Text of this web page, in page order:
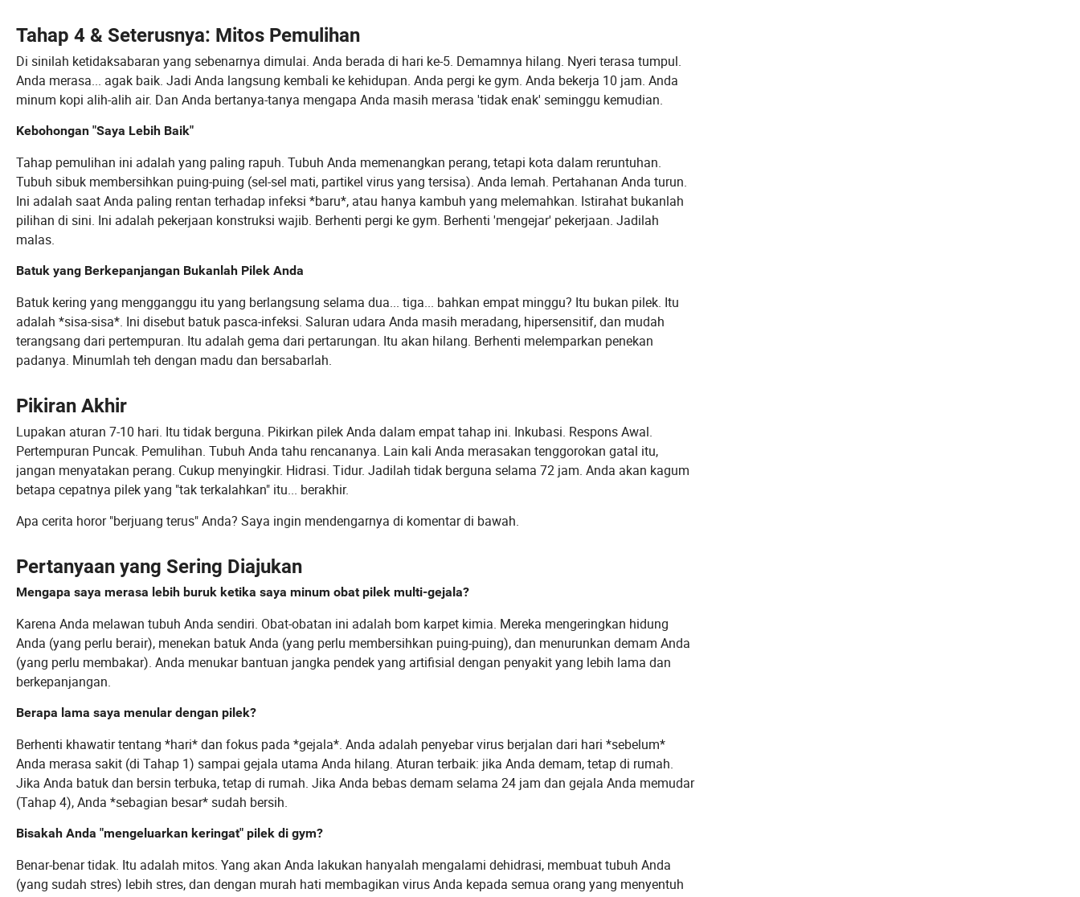
Tahap 4 & Seterusnya: Mitos Pemulihan
Di sinilah ketidaksabaran yang sebenarnya dimulai. Anda berada di hari ke-5. Demamnya hilang. Nyeri terasa tumpul.
Anda merasa... agak baik. Jadi Anda langsung kembali ke kehidupan. Anda pergi ke gym. Anda bekerja 10 jam. Anda
minum kopi alih-alih air. Dan Anda bertanya-tanya mengapa Anda masih merasa 'tidak enak' seminggu kemudian.
Kebohongan "Saya Lebih Baik"
Tahap pemulihan ini adalah yang paling rapuh. Tubuh Anda memenangkan perang, tetapi kota dalam reruntuhan.
Tubuh sibuk membersihkan puing-puing (sel-sel mati, partikel virus yang tersisa). Anda lemah. Pertahanan Anda turun.
Ini adalah saat Anda paling rentan terhadap infeksi *baru*, atau hanya kambuh yang melemahkan. Istirahat bukanlah
pilihan di sini. Ini adalah pekerjaan konstruksi wajib. Berhenti pergi ke gym. Berhenti 'mengejar' pekerjaan. Jadilah
malas.
Batuk yang Berkepanjangan Bukanlah Pilek Anda
Batuk kering yang mengganggu itu yang berlangsung selama dua... tiga... bahkan empat minggu? Itu bukan pilek. Itu
adalah *sisa-sisa*. Ini disebut batuk pasca-infeksi. Saluran udara Anda masih meradang, hipersensitif, dan mudah
terangsang dari pertempuran. Itu adalah gema dari pertarungan. Itu akan hilang. Berhenti melemparkan penekan
padanya. Minumlah teh dengan madu dan bersabarlah.
Pikiran Akhir
Lupakan aturan 7-10 hari. Itu tidak berguna. Pikirkan pilek Anda dalam empat tahap ini. Inkubasi. Respons Awal.
Pertempuran Puncak. Pemulihan. Tubuh Anda tahu rencananya. Lain kali Anda merasakan tenggorokan gatal itu,
jangan menyatakan perang. Cukup menyingkir. Hidrasi. Tidur. Jadilah tidak berguna selama 72 jam. Anda akan kagum
betapa cepatnya pilek yang "tak terkalahkan" itu... berakhir.
Apa cerita horor "berjuang terus" Anda? Saya ingin mendengarnya di komentar di bawah.
Pertanyaan yang Sering Diajukan
Mengapa saya merasa lebih buruk ketika saya minum obat pilek multi-gejala?
Karena Anda melawan tubuh Anda sendiri. Obat-obatan ini adalah bom karpet kimia. Mereka mengeringkan hidung
Anda (yang perlu berair), menekan batuk Anda (yang perlu membersihkan puing-puing), dan menurunkan demam Anda
(yang perlu membakar). Anda menukar bantuan jangka pendek yang artifisial dengan penyakit yang lebih lama dan
berkepanjangan.
Berapa lama saya menular dengan pilek?
Berhenti khawatir tentang *hari* dan fokus pada *gejala*. Anda adalah penyebar virus berjalan dari hari *sebelum*
Anda merasa sakit (di Tahap 1) sampai gejala utama Anda hilang. Aturan terbaik: jika Anda demam, tetap di rumah.
Jika Anda batuk dan bersin terbuka, tetap di rumah. Jika Anda bebas demam selama 24 jam dan gejala Anda memudar
(Tahap 4), Anda *sebagian besar* sudah bersih.
Bisakah Anda "mengeluarkan keringat" pilek di gym?
Benar-benar tidak. Itu adalah mitos. Yang akan Anda lakukan hanyalah mengalami dehidrasi, membuat tubuh Anda
(yang sudah stres) lebih stres, dan dengan murah hati membagikan virus Anda kepada semua orang yang menyentuh